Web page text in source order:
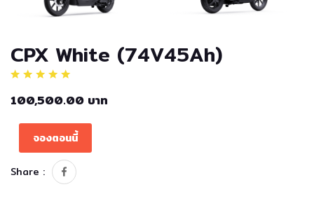
CPX White (74V45Ah)
100,500.00 บาท
จองตอนนี้
Share :